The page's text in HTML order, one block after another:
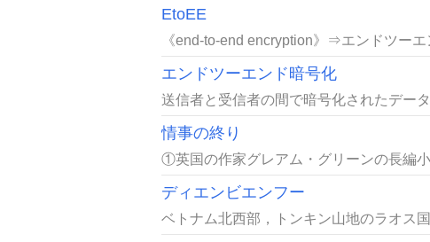
EtoEE
《end-to-end encryption》⇒エンドツーエ
エンドツーエンド暗号化
送信者と受信者の間で暗号化されたデー
情事の終り
①英国の作家グレアム・グリーンの長編
ディエンビエンフー
ベトナム北西部，トンキン山地のラオス